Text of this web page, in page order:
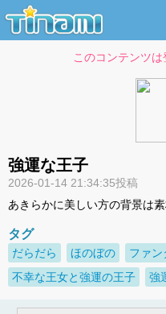
このコンテンツは
強運な王子
2026-01-14 21:34:35投稿
あきらかに美しい方の背景は
タグ
だらだら ほのぼの ファン
不幸な王女と強運の王子
強